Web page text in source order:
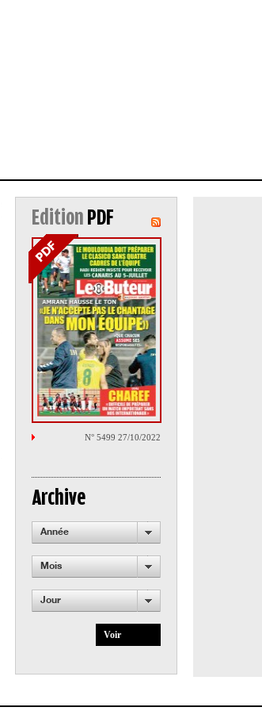
Edition PDF
N° 5499 27/10/2022
Archive
Année
Mois
Jour
Voir